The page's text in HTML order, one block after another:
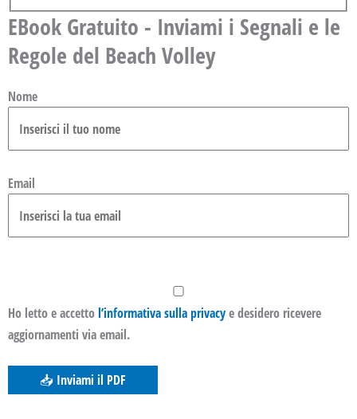
EBook Gratuito - Inviami i Segnali e le
Regole del Beach Volley
Nome
Email
Ho letto e accettol’informativa sulla privacye desidero ricevere
aggiornamenti via email.